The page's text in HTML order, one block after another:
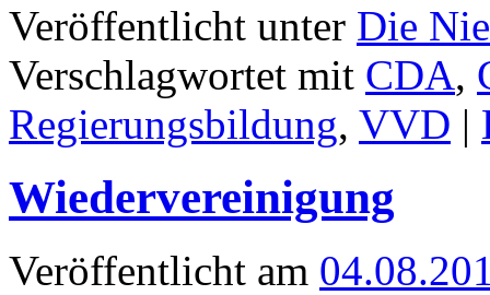
Veröffentlicht unter Die
Verschlagwortet mit CDA,
Regierungsbildung, VVD |
Wiedervereinigung
Veröffentlicht am